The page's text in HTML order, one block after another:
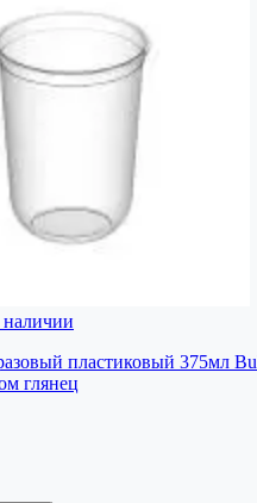
пластиковый 375мл
глянец